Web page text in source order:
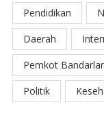
Pendidikan
Daerah
Pemkot
Politik